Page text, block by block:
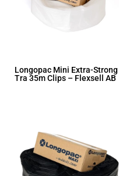
Longopac Mini Extra-Strong
Tra 35m Clips – Flexsell AB